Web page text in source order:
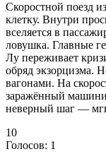
Скоростной поезд
клетку. Внутри
вселяется в
ловушка. Главные
Лу переживает
обряд экзорцизма.
вагонами. На
заражённый
неверный шаг —
10
Голосов: 1